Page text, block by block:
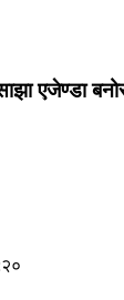
एजेण्डा